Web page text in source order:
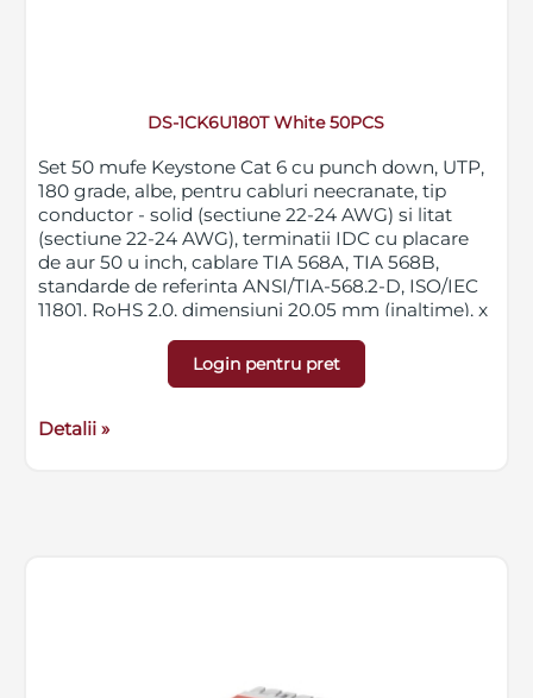
DS-1CK6U180T White 50PCS
Set 50 mufe Keystone Cat 6 cu punch down, UTP,
180 grade, albe, pentru cabluri neecranate, tip
conductor - solid (sectiune 22-24 AWG) si litat
(sectiune 22-24 AWG), terminatii IDC cu placare
de aur 50 u inch, cablare TIA 568A, TIA 568B,
standarde de referinta ANSI/TIA-568.2-D, ISO/IEC
11801, RoHS 2.0, dimensiuni 20.05 mm (inaltime), x
Login pentru pret
Detalii »